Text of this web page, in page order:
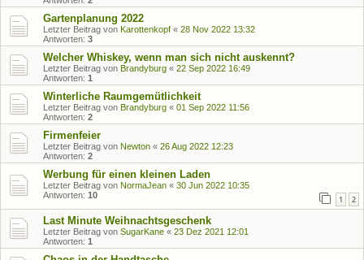
Gartenplanung 2022
Letzter Beitrag von Karottenkopf « 28 Nov 2022 13:32
Antworten: 3
Welcher Whiskey, wenn man sich nicht auskennt?
Letzter Beitrag von Brandyburg « 22 Sep 2022 16:49
Antworten: 1
Winterliche Raumgemütlichkeit
Letzter Beitrag von Brandyburg « 01 Sep 2022 11:56
Antworten: 2
Firmenfeier
Letzter Beitrag von Newton « 26 Aug 2022 12:23
Antworten: 2
Werbung für einen kleinen Laden
Letzter Beitrag von NormaJean « 30 Jun 2022 10:35
Antworten: 10 1 2
Last Minute Weihnachtsgeschenk
Letzter Beitrag von SugarKane « 23 Dez 2021 12:01
Antworten: 1